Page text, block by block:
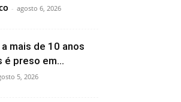
- agosto 6, 2026
mais de 10 anos
preso em...
5, 2026